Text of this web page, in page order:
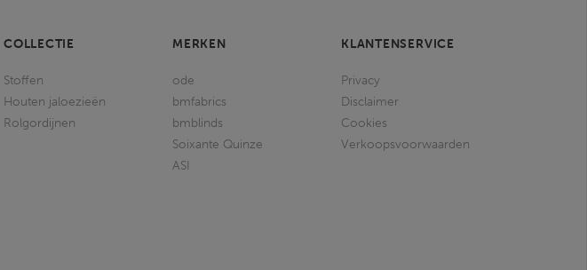
COLLECTIE
Stoffen
Houten jaloezieën
Rolgordijnen
MERKEN
ode
bmfabrics
bmblinds
Soixante Quinze
ASI
KLANTENSERVICE
Privacy
Disclaimer
Cookies
Verkoopsvoorwaarden